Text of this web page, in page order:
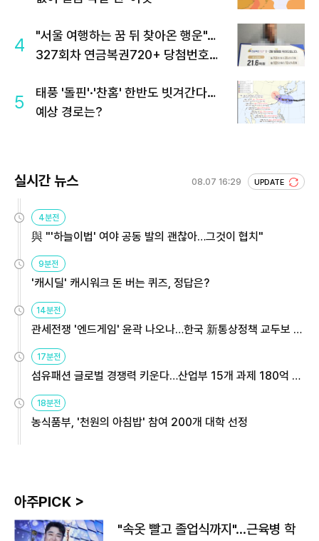
4
"서울 여행하는 꿈 뒤 찾아온 행운"…
327회차 연금복권720+ 당첨번호조
5
태풍 '돌핀'·'찬홈' 한반도 빗겨간다…
예상 경로는?
실시간 뉴스 08.07 16:29 UPDATE
4분전
與 "'하늘이법' 여야 공동 발의 괜찮아…그것이 협치"
9분전
'캐시딜' 캐시워크 돈 버는 퀴즈, 정답은?
14분전
관세전쟁 '엔드게임' 윤곽 나오나…한국 新통상정책 교두보 활
용해야
17분전
섬유패션 글로벌 경쟁력 키운다…산업부 15개 과제 180억 지
원
18분전
농식품부, '천원의 아침밥' 참여 200개 대학 선정
아주PICK >
"속옷 빨고 졸업식까지"…근육병 학